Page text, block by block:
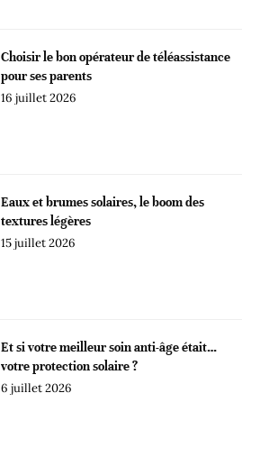
Choisir le bon opérateur de téléassistance
pour ses parents
16 juillet 2026
Eaux et brumes solaires, le boom des
textures légères
15 juillet 2026
Et si votre meilleur soin anti-âge était…
votre protection solaire ?
6 juillet 2026